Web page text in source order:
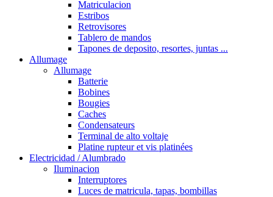
Matriculacion
Estribos
Retrovisores
Tablero de mandos
Tapones de deposito, resortes, juntas ...
Allumage
Allumage
Batterie
Bobines
Bougies
Caches
Condensateurs
Terminal de alto voltaje
Platine rupteur et vis platinées
Electricidad / Alumbrado
Iluminacion
Interruptores
Luces de matricula, tapas, bombillas